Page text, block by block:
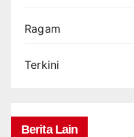
Ragam
Terkini
Berita Lain